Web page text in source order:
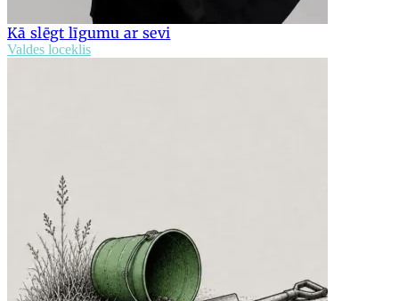
Kā slēgt līgumu ar sevi
Valdes loceklis